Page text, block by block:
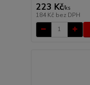
223 Kč/ks
184 Kč bez DPH